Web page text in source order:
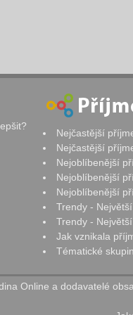
Nejčastější
Nejčastější
Nejoblíbenější
Nejoblíbenější
Nejoblíbenější
Trendy -
Trendy -
Jak vznikala
Tématické
Online a dodavatelé